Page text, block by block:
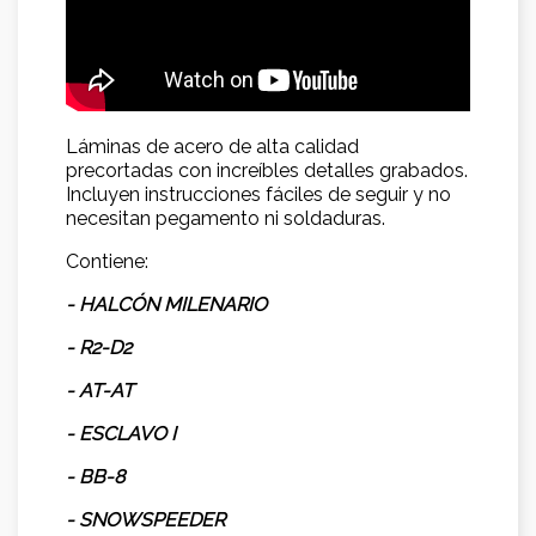
Láminas de acero de alta calidad
precortadas con increíbles detalles grabados.
Incluyen instrucciones fáciles de seguir y no
necesitan pegamento ni soldaduras.
Contiene:
- HALCÓN MILENARIO
- R2-D2
- AT-AT
- ESCLAVO I
- BB-8
- SNOWSPEEDER